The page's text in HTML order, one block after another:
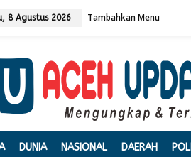
8 Agustus 2026 Tambahkan Menu
DUNIA NASIONAL DAERAH